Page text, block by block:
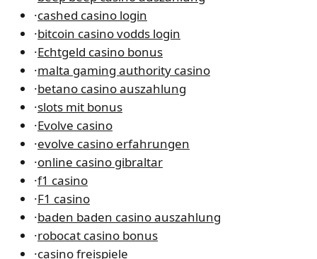
·cashed casino login
·bitcoin casino vodds login
·Echtgeld casino bonus
·malta gaming authority casino
·betano casino auszahlung
·slots mit bonus
·Evolve casino
·evolve casino erfahrungen
·online casino gibraltar
·f1 casino
·F1 casino
·baden baden casino auszahlung
·robocat casino bonus
·casino freispiele